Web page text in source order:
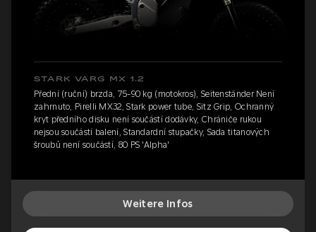
STARK VARG MX 1.2
Přední (ruční) brzda, 75-90 kg (motokros), Seitenständer Není
zahrnuto, Pirelli MX32, Stark power tube, Sitz Grip, Ochranný
kryt předního disku není součástí dodávky, Chrániče rukou
nejsou součástí balení, Standardní stupačky, Sada titanových
šroubů není součástí, 80 PS 'Alpha'
Weitere Infos